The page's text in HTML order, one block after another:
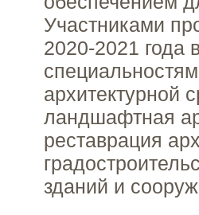
Участниками
2020-2021 года
архитектурной
ландшафтная
реставрация
зданий и